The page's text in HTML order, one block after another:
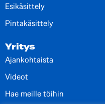
Esikäsittely
Pintakäsittely
Yritys
Ajankohtaista
Videot
Hae meille töihin